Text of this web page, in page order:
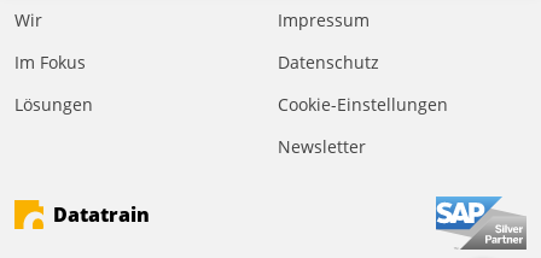
profitieren: Die nahtlose
Integration der Lösungen
Datatrain ermöglicht
Mieterbefragungen – eine
starke Grundlage für
Wir
Im Fokus
Lösungen
Impressum
Datenschutz
Cookie-Einstellungen
Newsletter
Datatrain